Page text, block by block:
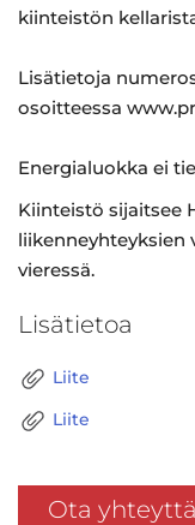
kiinteistön
Lisätietoja
osoitteessa
Energialuokka ei
Kiinteistö sijaitsee
liikenneyhteyksien
vieressä.
Lisätietoa
Liite
Liite
Ota yhteyttä